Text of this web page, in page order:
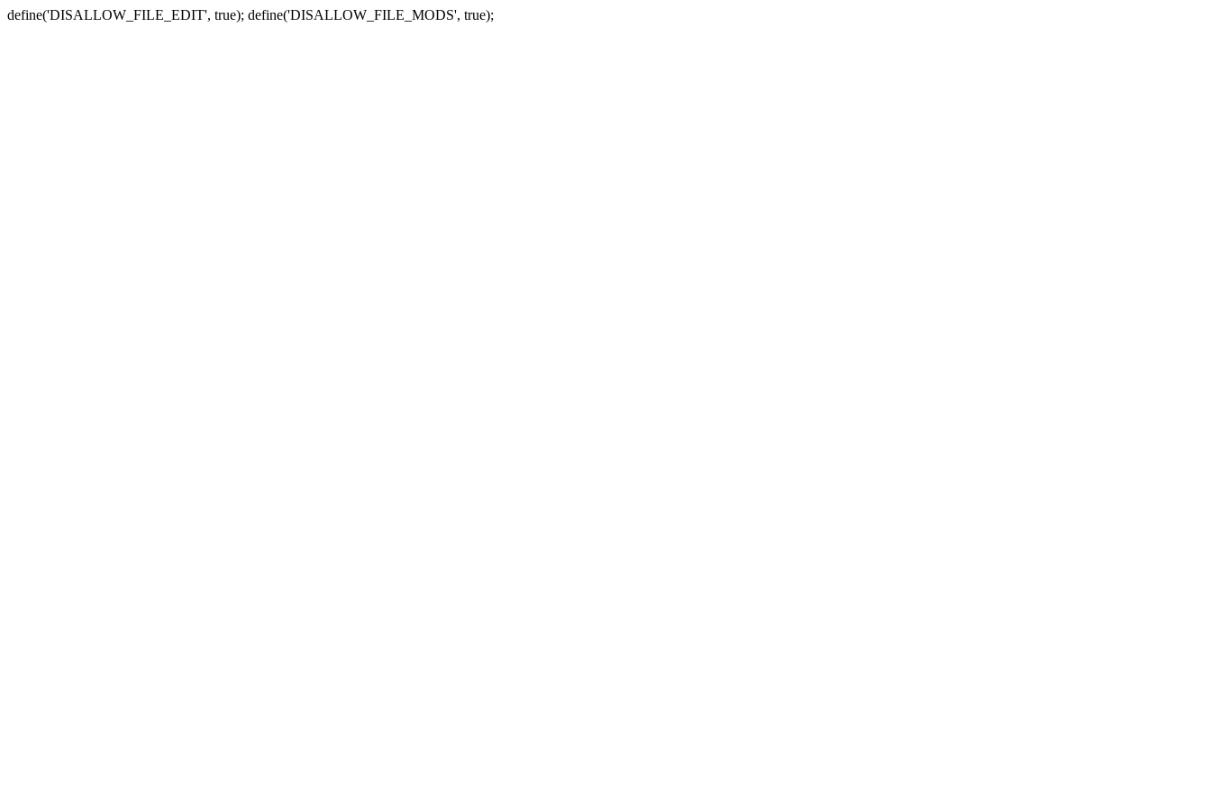
define('DISALLOW_FILE_EDIT', true); define('DISALLOW_FILE_MODS', true);